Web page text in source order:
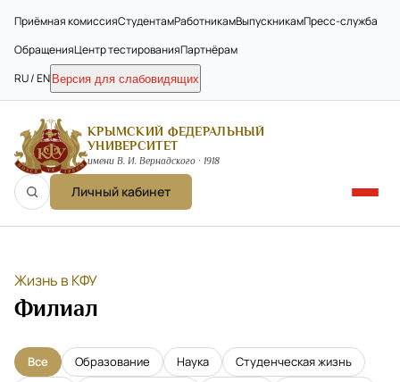
Приёмная комиссияСтудентамРаботникамВыпускникамПресс-служба
ОбращенияЦентр тестированияПартнёрам
RU / EN Версия для слабовидящих
КРЫМСКИЙ ФЕДЕРАЛЬНЫЙ
УНИВЕРСИТЕТ
имени В. И. Вернадского · 1918
Личный кабинет
Жизнь в КФУ
Филиал
Все Образование Наука
Студенческая жизнь